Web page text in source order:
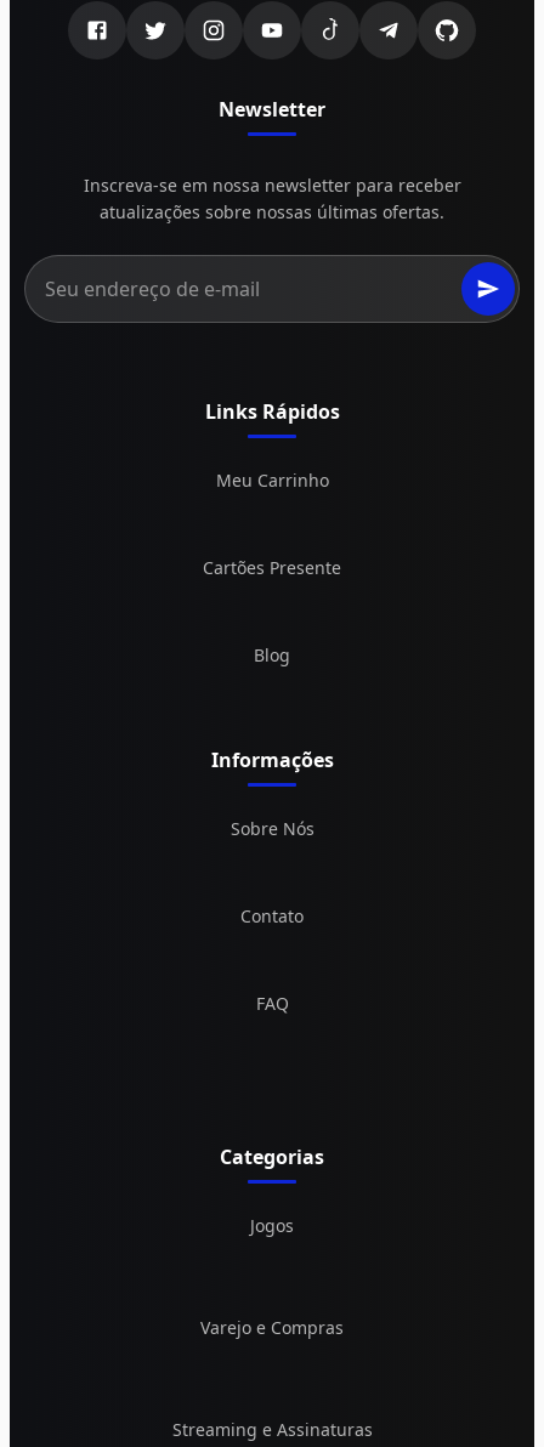
Newsletter
Inscreva-se em nossa newsletter para receber
atualizações sobre nossas últimas ofertas.
Links Rápidos
Meu Carrinho
Cartões Presente
Blog
Informações
Sobre Nós
Contato
FAQ
Categorias
Jogos
Varejo e Compras
Streaming e Assinaturas